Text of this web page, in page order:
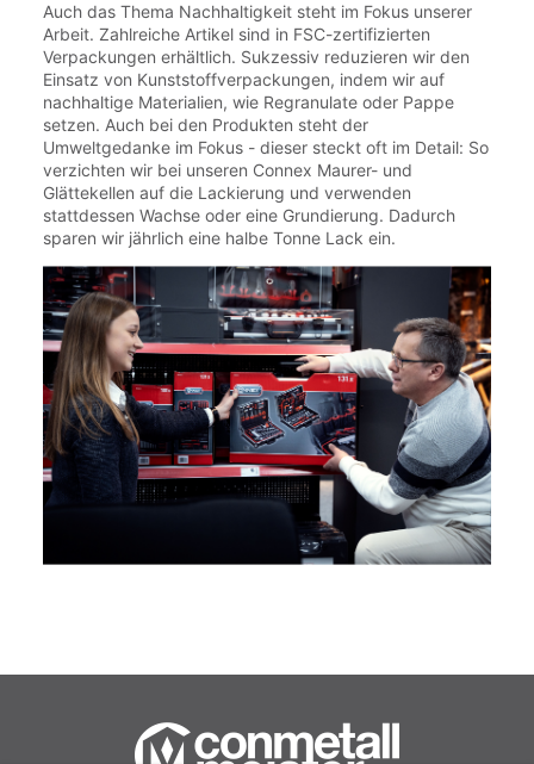
Auch das Thema Nachhaltigkeit steht im Fokus unserer
Arbeit. Zahlreiche Artikel sind in FSC-zertifizierten
Verpackungen erhältlich. Sukzessiv reduzieren wir den
Einsatz von Kunststoffverpackungen, indem wir auf
nachhaltige Materialien, wie Regranulate oder Pappe
setzen. Auch bei den Produkten steht der
Umweltgedanke im Fokus - dieser steckt oft im Detail: So
verzichten wir bei unseren Connex Maurer- und
Glättekellen auf die Lackierung und verwenden
stattdessen Wachse oder eine Grundierung. Dadurch
sparen wir jährlich eine halbe Tonne Lack ein.